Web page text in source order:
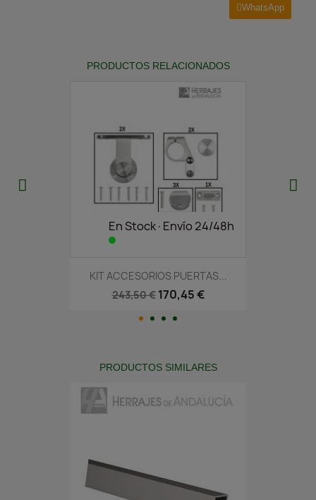
WhatsApp
PRODUCTOS RELACIONADOS
En Stock·Envío 24/48h
KIT ACCESORIOS PUERTAS...
243,50 € 170,45 €
PRODUCTOS SIMILARES